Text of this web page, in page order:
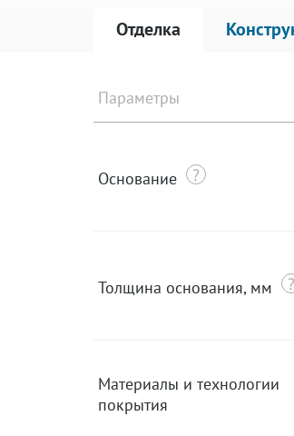
Отделка
Параметры
Основание
Толщина основания, мм
Материалы и технологии
покрытия